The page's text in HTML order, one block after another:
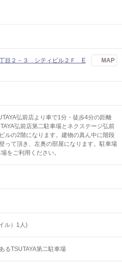
丁目２－３ シティビル２Ｆ E
MAP
弘前店より車で1分・徒歩4分の距離
弘前店第二駐車場とネクステージ弘前
ルの2階になります。建物の真ん中に階段
って頂き、左奥の部屋になります。駐車場
をご利用ください。
ル）1人)
るTSUTAYA第二駐車場